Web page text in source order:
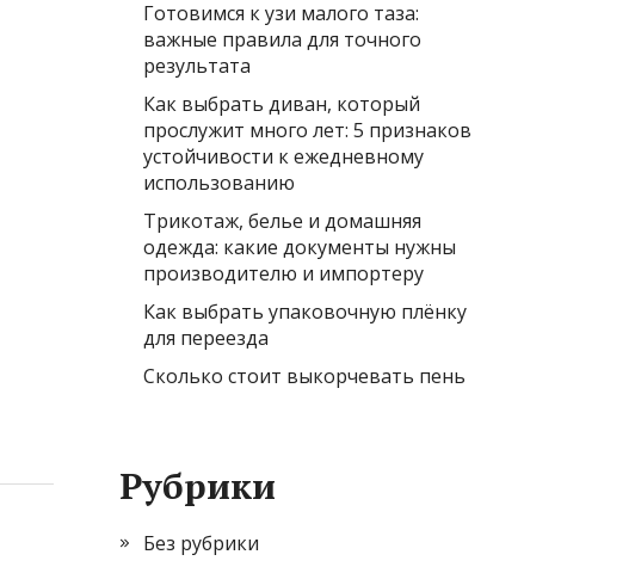
Готовимся к узи малого таза:
важные правила для точного
результата
Как выбрать диван, который
прослужит много лет: 5 признаков
устойчивости к ежедневному
использованию
Трикотаж, белье и домашняя
одежда: какие документы нужны
производителю и импортеру
Как выбрать упаковочную плёнку
для переезда
Сколько стоит выкорчевать пень
Рубрики
Без рубрики